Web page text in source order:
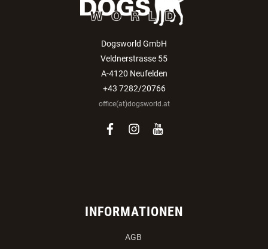
Dogsworld GmbH
Veldnerstrasse 55
A-4120 Neufelden
+43 7282/20766
office(at)dogsworld.at
facebook
instagram
youtube
INFORMATIONEN
AGB